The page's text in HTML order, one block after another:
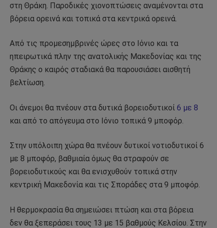
στη Θράκη. Παροδικές χιονοπτώσεις αναμένονται στα
βόρεια ορεινά και τοπικά στα κεντρικά ορεινά.
Από τις προμεσημβρινές ώρες στο Ιόνιο και τα
ηπειρωτικά πλην της ανατολικής Μακεδονίας και της
Θράκης ο καιρός σταδιακά θα παρουσιάσει αισθητή
βελτίωση.
Οι άνεμοι θα πνέουν στα δυτικά βορειοδυτικοί 6 με 8
και από το απόγευμα στο Ιόνιο τοπικά 9 μποφόρ.
Στην υπόλοιπη χώρα θα πνέουν δυτικοί νοτιοδυτικοί 6
με 8 μποφόρ, βαθμιαία όμως θα στραφούν σε
βορειοδυτικούς και θα ενισχυθούν τοπικά στην
κεντρική Μακεδονία και τις Σποράδες στα 9 μποφόρ.
Η θερμοκρασία θα σημειώσει πτώση και στα βόρεια
δεν θα ξεπεράσει τους 13 με 15 βαθμούς Κελσίου. Στην